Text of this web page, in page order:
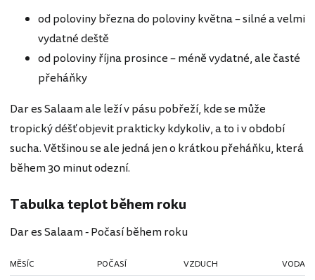
od poloviny března do poloviny května – silné a velmi
vydatné deště
od poloviny října prosince – méně vydatné, ale časté
přeháňky
Dar es Salaam ale leží v pásu pobřeží, kde se může
tropický déšť objevit prakticky kdykoliv, a to i v období
sucha. Většinou se ale jedná jen o krátkou přeháňku, která
během 30 minut odezní.
Tabulka teplot během roku
Dar es Salaam - Počasí během roku
MĚSÍC POČASÍ VZDUCH VODA